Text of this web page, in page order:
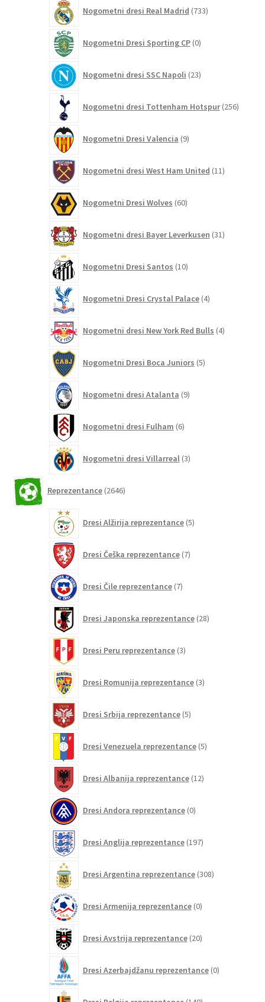
Nogometni dresi Real Madrid 733izdelkov
Nogometni Dresi Sporting CP 0izdelkov
Nogometni dresi SSC Napoli 23izdelkov
Nogometni dresi Tottenham Hotspur 256
Nogometni Dresi Valencia 9izdelkov
Nogometni dresi West Ham United 11izdelkov
Nogometni Dresi Wolves 60izdelkov
Nogometni dresi Bayer Leverkusen 31izdelkov
Nogometni Dresi Santos 10izdelkov
Nogometni Dresi Crystal Palace 4izdelki
Nogometni dresi New York Red Bulls 4izdelki
Nogometni Dresi Boca Juniors 5izdelkov
Nogometni dresi Atalanta 9izdelkov
Nogometni dresi Fulham 6izdelkov
Nogometni dresi Villarreal 3izdelki
Reprezentance 2646izdelkov
Dresi Alžirija reprezentance 5izdelkov
Dresi Češka reprezentance 7izdelkov
Dresi Čile reprezentance 7izdelkov
Dresi Japonska reprezentance 28izdelkov
Dresi Peru reprezentance 3izdelki
Dresi Romunija reprezentance 3izdelki
Dresi Srbija reprezentance 5izdelkov
Dresi Venezuela reprezentance 5izdelkov
Dresi Albanija reprezentance 12izdelkov
Dresi Andora reprezentance 0izdelkov
Dresi Anglija reprezentance 197izdelkov
Dresi Argentina reprezentance 308izdelkov
Dresi Armenija reprezentance 0izdelkov
Dresi Avstrija reprezentance 20izdelkov
Dresi Azerbajdžanu reprezentance 0izdelkov